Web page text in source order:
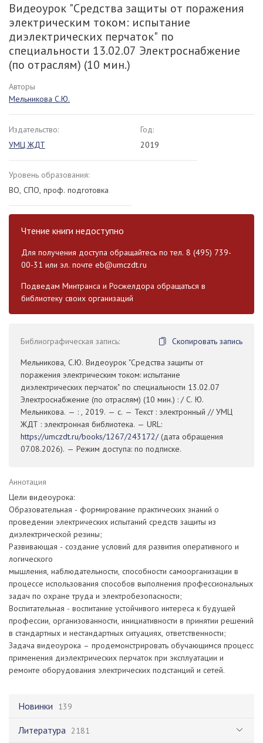
Новинки 139
Литература 2181
Видеоурок "Средства защиты от поражения
электрическим током: испытание
диэлектрических перчаток" по
специальности 13.02.07 Электроснабжение
(по отраслям) (10 мин.)
Авторы
Мельникова С.Ю.
Издательство:
УМЦ ЖДТ
Год:
2019
Уровень образования:
ВО, СПО, проф. подготовка
Чтение книги недоступно
Для получения доступа обращайтесь по тел. 8 (495) 739-
00-31 или эл. почте eb@umczdt.ru
Подведам Минтранса и Росжелдора обращаться в
библиотеку своих организаций
Библиографическая запись:
Скопировать запись
Мельникова, С.Ю. Видеоурок "Средства защиты от
поражения электрическим током: испытание
диэлектрических перчаток" по специальности 13.02.07
Электроснабжение (по отраслям) (10 мин.) : / С. Ю.
Мельникова. — : , 2019. — с. — Текст : электронный // УМЦ
ЖДТ : электронная библиотека. — URL:
https://umczdt.ru/books/1267/243172/(дата обращения
07.08.2026). — Режим доступа: по подписке.
Аннотация
Цели видеоурока:
Образовательная - формирование практических знаний о
проведении электрических испытаний средств защиты из
диэлектрической резины;
Развивающая - создание условий для развития оперативного и
логического
мышления, наблюдательности, способности самоорганизации в
процессе использования способов выполнения профессиональных
задач по охране труда и электробезопасности;
Воспитательная - воспитание устойчивого интереса к будущей
профессии, организованности, инициативности в принятии решений
в стандартных и нестандартных ситуациях, ответственности;
Задача видеоурока – продемонстрировать обучающимся процесс
применения диэлектрических перчаток при эксплуатации и
ремонте оборудования электрических подстанций и сетей.